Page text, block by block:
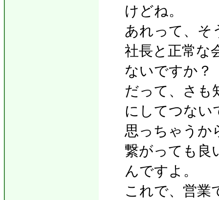
けどね。
あれって、そ
社長と正常な
ないですか？
だって、さも
にしてつない
思っちゃうか
繋がっても良
んですよ。
これで、営